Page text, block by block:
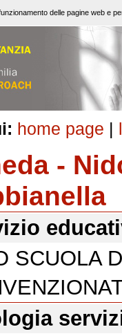
home page |
-
SCUOLA
delle pagine web e